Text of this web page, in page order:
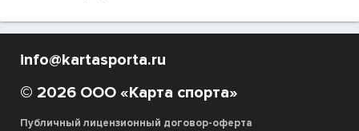
info@kartasporta.ru
© 2026 ООО «Карта спорта»
Публичный лицензионный договор-оферта